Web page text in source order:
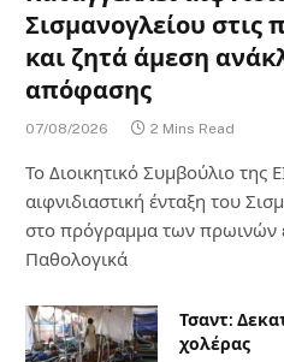
Σισμανογλείου στις
και ζητά άμεση
απόφασης
07/08/2026 2 Mins Read
Το Διοικητικό Συμβούλιο της
αιφνιδιαστική ένταξη του
στο πρόγραμμα των πρωινών
Παθολογικά
Τσαντ:
χολέρας